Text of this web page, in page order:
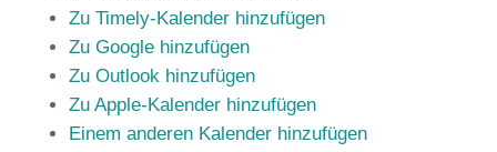
Zu Timely-Kalender hinzufügen
Zu Google hinzufügen
Zu Outlook hinzufügen
Zu Apple-Kalender hinzufügen
Einem anderen Kalender hinzufügen